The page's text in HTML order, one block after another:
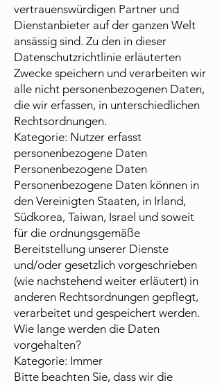
vertrauenswürdigen Partner und
Dienstanbieter auf der ganzen Welt
ansässig sind. Zu den in dieser
Datenschutzrichtlinie erläuterten
Zwecke speichern und verarbeiten wir
alle nicht personenbezogenen Daten,
die wir erfassen, in unterschiedlichen
Rechtsordnungen.
Kategorie: Nutzer erfasst
personenbezogene Daten
Personenbezogene Daten
Personenbezogene Daten können in
den Vereinigten Staaten, in Irland,
Südkorea, Taiwan, Israel und soweit
für die ordnungsgemäße
Bereitstellung unserer Dienste
und/oder gesetzlich vorgeschrieben
(wie nachstehend weiter erläutert) in
anderen Rechtsordnungen gepflegt,
verarbeitet und gespeichert werden.
Wie lange werden die Daten
vorgehalten?
Kategorie: Immer
Bitte beachten Sie, dass wir die